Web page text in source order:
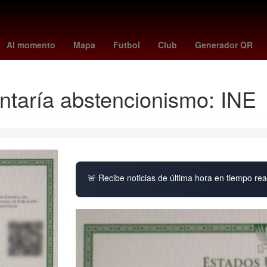
Al momento Mapa Futbol Club Generador QR
Argentina Cartagena de Indias Perú tottenham Incendio
abstencionismo: INE
🚨 Recibe noticias de última hora en tiempo